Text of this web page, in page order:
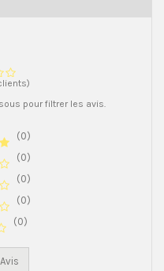
pour filtrer les avis.
(0)
(0)
(0)
(0)
(0)